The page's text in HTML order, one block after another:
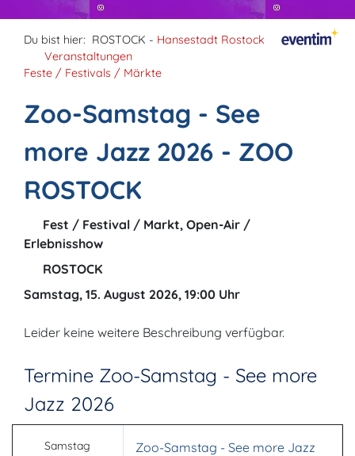
Du bist hier: ROSTOCK - Hansestadt Rostock
Veranstaltungen
Feste / Festivals / Märkte
Zoo-Samstag - See
more Jazz 2026 - ZOO
ROSTOCK
Fest / Festival / Markt, Open-Air /
Erlebnisshow
ROSTOCK
Samstag, 15. August 2026, 19:00 Uhr
Leider keine weitere Beschreibung verfügbar.
Termine Zoo-Samstag - See more
Jazz 2026
Samstag
Zoo-Samstag - See more Jazz